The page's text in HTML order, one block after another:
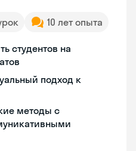
10 лет опыта
студентов на
подход к
методы с